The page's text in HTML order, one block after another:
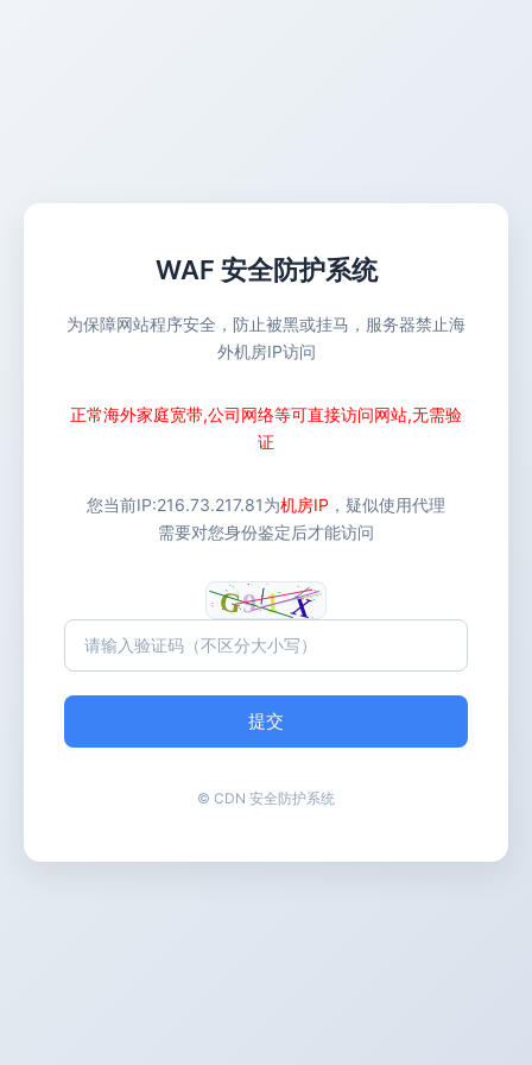
WAF 安全防护系统
为保障网站程序安全，防止被黑或挂马，服务器禁止海
外机房IP访问
正常海外家庭宽带,公司网络等可直接访问网站,无需验
证
您当前IP:216.73.217.81为机房IP ，疑似使用代理
需要对您身份鉴定后才能访问
提交
© CDN 安全防护系统